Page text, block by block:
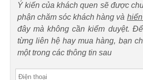
Ý kiến của khách quen sẽ được
phận chăm sóc khách hàng và
đây mà không cần kiểm duyệt.
từng liên hệ hay mua hàng, bạn
một trong các thông tin sau